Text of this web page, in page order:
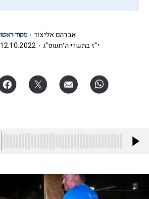
אברהם אליצור
י"ז בתשרי ה׳תשפ"ג
12.10.2022 | 10:18